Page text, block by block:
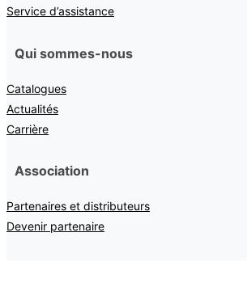
Service d’assistance
Qui sommes-nous
Catalogues
Actualités
Carrière
Association
Partenaires et distributeurs
Devenir partenaire